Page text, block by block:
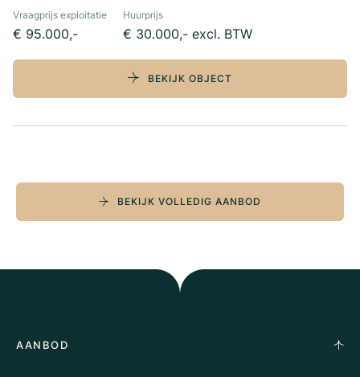
Vraagprijs exploitatie
€ 95.000,-
Huurprijs
€ 30.000,- excl. BTW
BEKIJK OBJECT
BEKIJK VOLLEDIG AANBOD
AANBOD